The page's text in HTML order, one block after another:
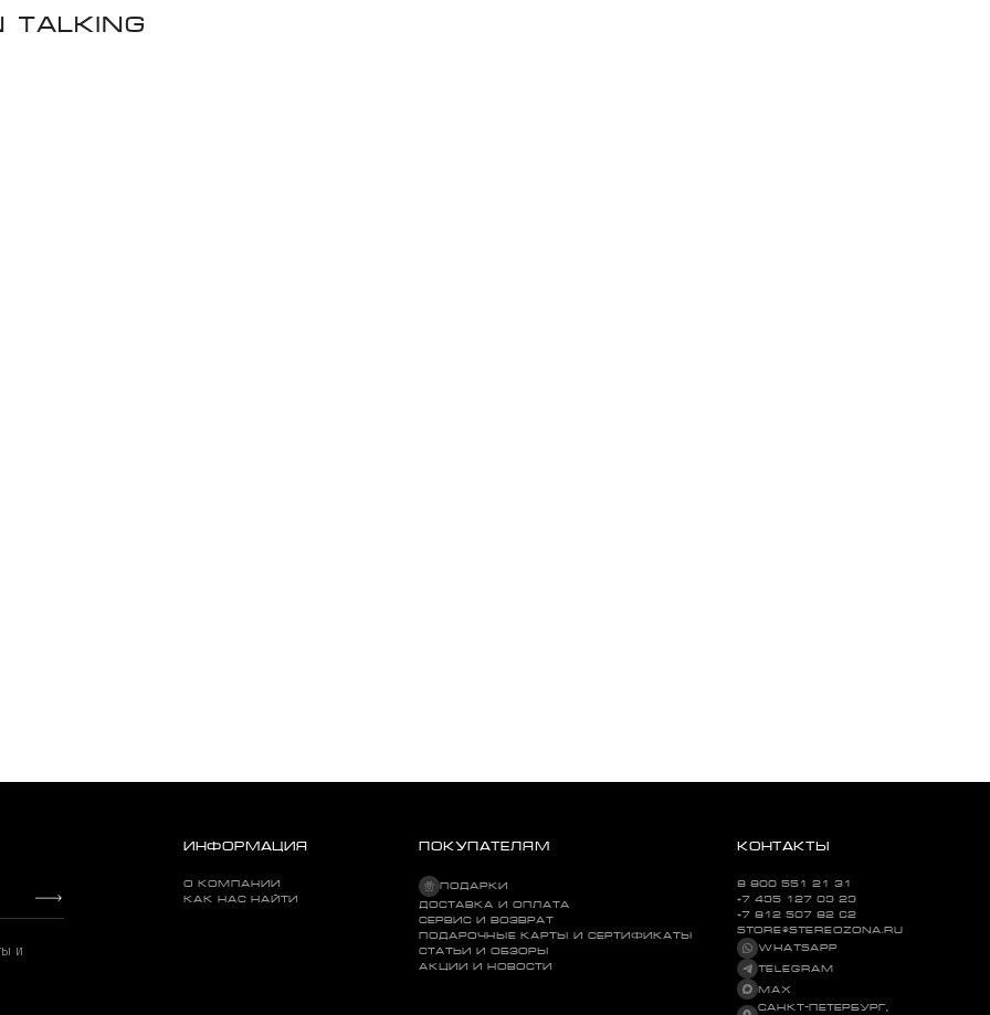
Talking
и
ИНФОРМАЦИЯ
О КОМПАНИИ
КАК НАС НАЙТИ
ПОКУПАТЕЛЯМ
ПОДАРКИ
ДОСТАВКА И ОПЛАТА
СЕРВИС И ВОЗВРАТ
ПОДАРОЧНЫЕ КАРТЫ И СЕРТИФИКАТЫ
СТАТЬИ И ОБЗОРЫ
АКЦИИ И НОВОСТИ
КОНТАКТЫ
8 800 551 21 31
+7 495 127 09 29
+7 812 507 82 62
STORE@STEREOZONA.RU
WHATSAPP
TELEGRAM
MAX
САНКТ-ПЕТЕРБУРГ,